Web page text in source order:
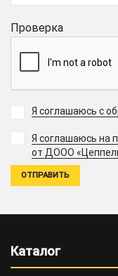
Проверка
Я соглашаюсь с
Я соглашаюсь на
от ДООО
Каталог